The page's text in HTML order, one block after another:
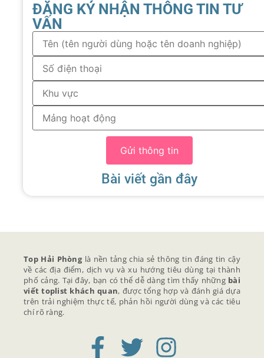
ĐĂNG KÝ NHẬN THÔNG TIN TƯ
VẤN
Gửi thông tin
Bài viết gần đây
Top Hải Phònglà nền tảng chia sẻ thông tin đáng tin cậy
về các địa điểm, dịch vụ và xu hướng tiêu dùng tại thành
phố cảng. Tại đây, bạn có thể dễ dàng tìm thấy những bài
viết toplist khách quan, được tổng hợp và đánh giá dựa
trên trải nghiệm thực tế, phản hồi người dùng và các tiêu
chí rõ ràng.